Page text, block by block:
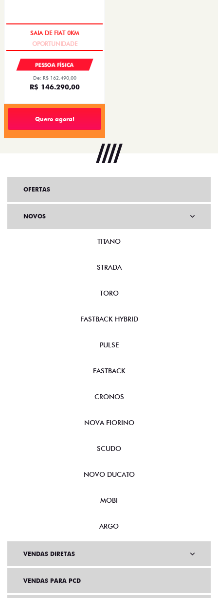
SAIA DE FIAT 0KM
PESSOA FÍSICA
De: R$ 162.490,00
R$ 146.290,00
Quero agora!
OFERTAS
NOVOS
TITANO
STRADA
TORO
FASTBACK HYBRID
PULSE
FASTBACK
CRONOS
NOVA FIORINO
SCUDO
NOVO DUCATO
MOBI
ARGO
VENDAS DIRETAS
VENDAS PARA PCD